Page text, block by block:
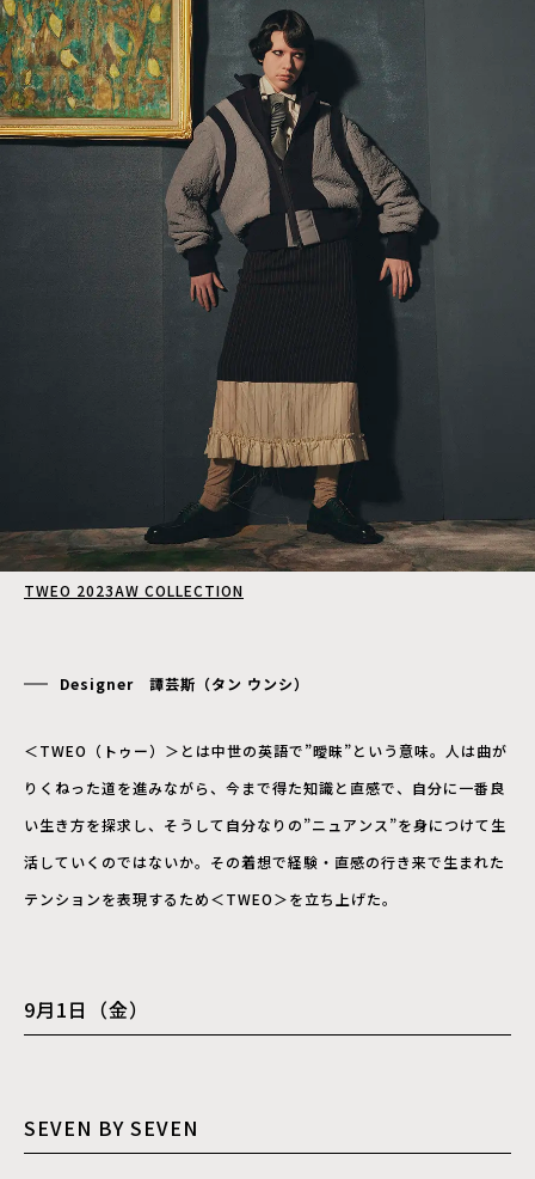
TWEO 2023AW COLLECTION
Designer 譚芸斯（タン ウンシ）
＜TWEO（トゥー）＞とは中世の英語で”曖昧”という意味。人は曲が
りくねった道を進みながら、今まで得た知識と直感で、自分に一番良
い生き方を探求し、そうして自分なりの”ニュアンス”を身につけて生
活していくのではないか。その着想で経験・直感の行き来で生まれた
テンションを表現するため＜TWEO＞を立ち上げた。
9月1日（金）
SEVEN BY SEVEN